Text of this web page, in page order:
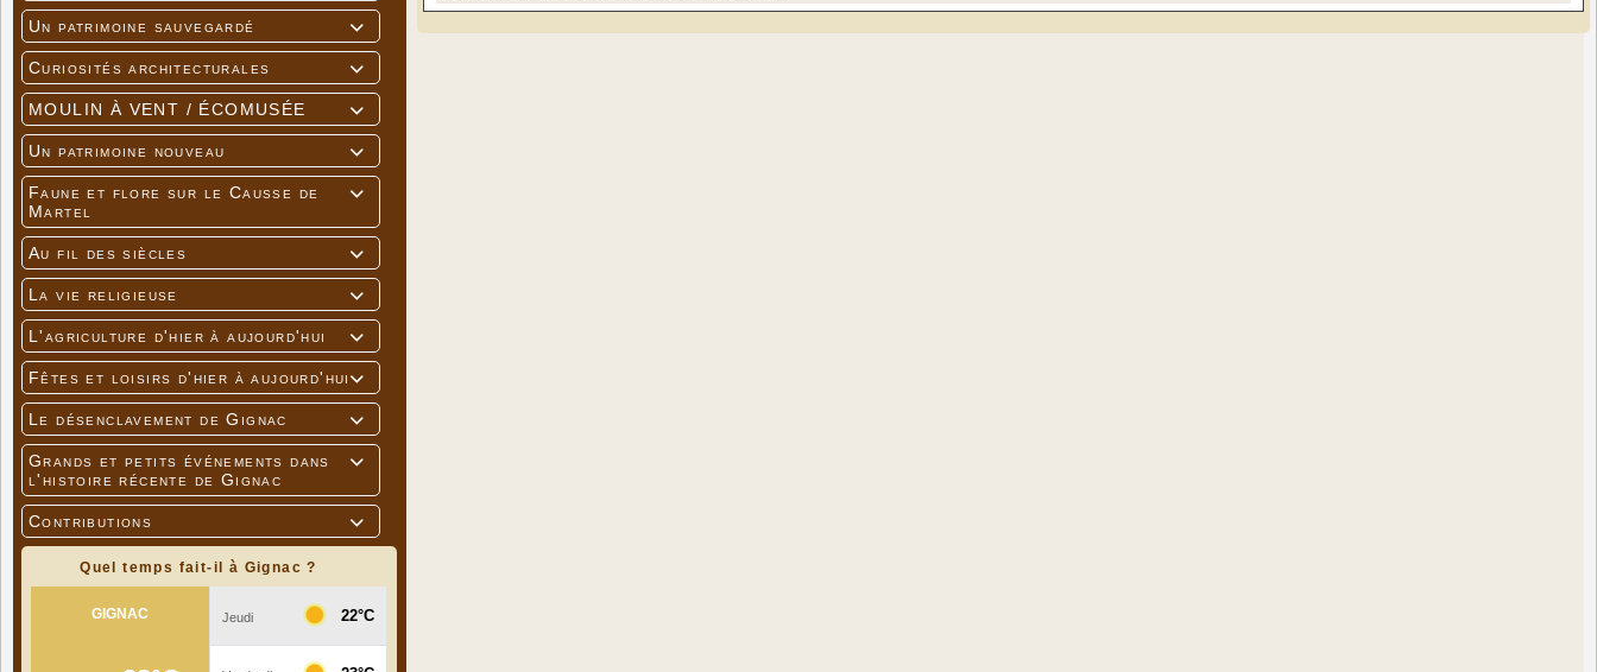

Un patrimoine sauvegardé

Curiosités architecturales

MOULIN À VENT / ÉCOMUSÉE

Un patrimoine nouveau

Faune et flore sur le Causse de
Martel

Au fil des siècles

La vie religieuse

L'agriculture d'hier à aujourd'hui

Fêtes et loisirs d'hier à aujourd'hui

Le désenclavement de Gignac

Grands et petits événements dans
l'histoire récente de Gignac

Contributions
Quel temps fait-il à Gignac ?